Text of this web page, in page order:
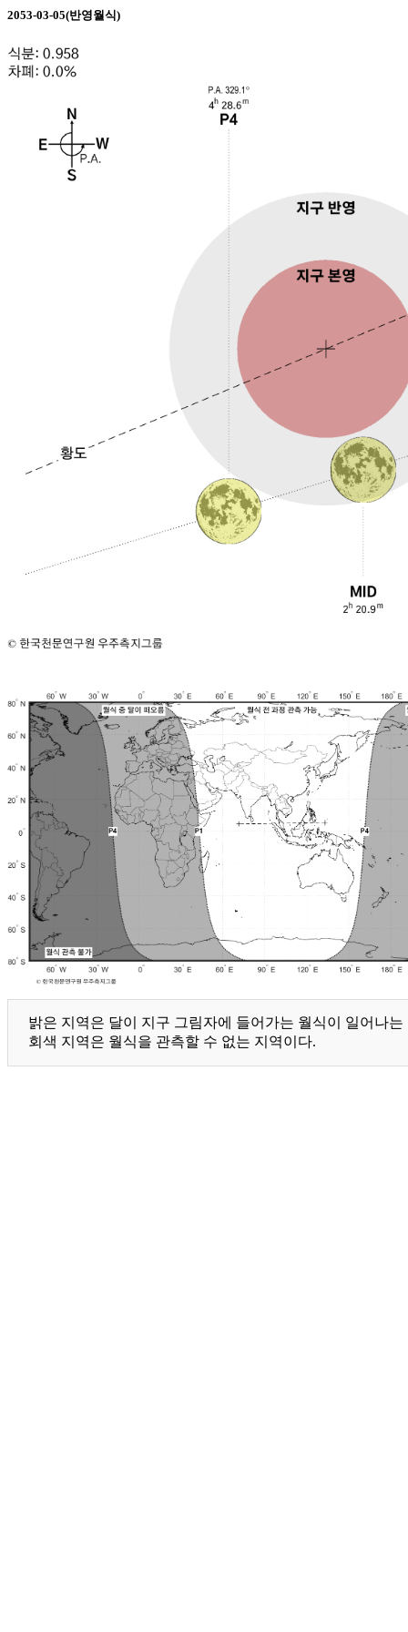
2053-03-05(반영월식)
밝은 지역은 달이 지구 그림자에 들어가는 월식이 일어나
회색 지역은 월식을 관측할 수 없는 지역이다.